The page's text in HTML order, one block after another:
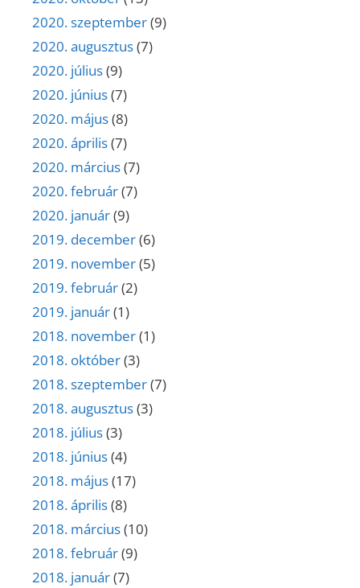
2020. szeptember(9)
2020. augusztus(7)
2020. július(9)
2020. június(7)
2020. május(8)
2020. április(7)
2020. március(7)
2020. február(7)
2020. január(9)
2019. december(6)
2019. november(5)
2019. február(2)
2019. január(1)
2018. november(1)
2018. október(3)
2018. szeptember(7)
2018. augusztus(3)
2018. július(3)
2018. június(4)
2018. május(17)
2018. április(8)
2018. március(10)
2018. február(9)
2018. január(7)